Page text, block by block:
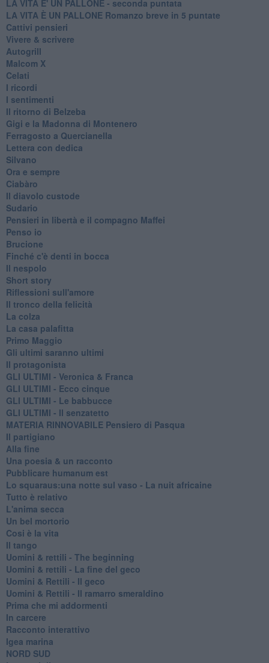
LA VITA E' UN PALLONE - seconda puntata
LA VITA È UN PALLONE Romanzo breve in 5 puntate
Cattivi pensieri
Vivere & scrivere
Autogrill
Malcom X
Celati
I ricordi
I sentimenti
Il ritorno di Belzeba
Gigi e la Madonna di Montenero
Ferragosto a Quercianella
Lettera con dedica
Silvano
Ora e sempre
Ciabàro
Il diavolo custode
Sudario
Pensieri in libertà e il compagno Maffei
Penso io
Brucione
Finché c'è denti in bocca
Il nespolo
Short story
Riflessioni sull'amore
Il tronco della felicità
La colza
La casa palafitta
Primo Maggio
Gli ultimi saranno ultimi
Il protagonista
GLI ULTIMI - Veronica & Franca
GLI ULTIMI - Ecco cinque
GLI ULTIMI - Le babbucce
GLI ULTIMI - Il senzatetto
MATERIA RINNOVABILE Pensiero di Pasqua
Il partigiano
Alla fine
Una poesia & un racconto
Pubblicare humanum est
Lo squaraus:una notte sul vaso - La nuit africaine
Tutto è relativo
L'anima secca
Un bel mortorio
Cosi è la vita
Il tango
​Uomini & rettili - The beginning
​Uomini & rettili - La fine del geco
Uomini & Rettili - Il geco
Uomini & Rettili - Il ramarro smeraldino
Prima che mi addormenti
In carcere
Racconto interattivo
Igea marina
​NORD SUD